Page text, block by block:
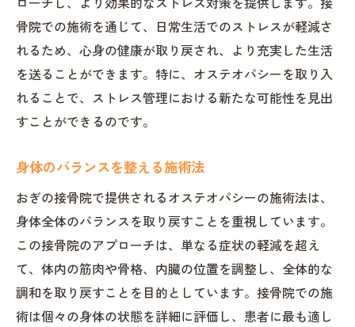
骨院での施術を通じて、日常生活でのストレスが軽減さ
れるため、心身の健康が取り戻され、より充実した生活
を送ることができます。特に、オステオパシーを取り入
れることで、ストレス管理における新たな可能性を見出
すことができるのです。
身体のバランスを整える施術法
おぎの接骨院で提供されるオステオパシーの施術法は、
身体全体のバランスを取り戻すことを重視しています。
この接骨院のアプローチは、単なる症状の軽減を超え
て、体内の筋肉や骨格、内臓の位置を調整し、全体的な
調和を取り戻すことを目的としています。接骨院での施
術は個々の身体の状態を詳細に評価し、患者に最も適し